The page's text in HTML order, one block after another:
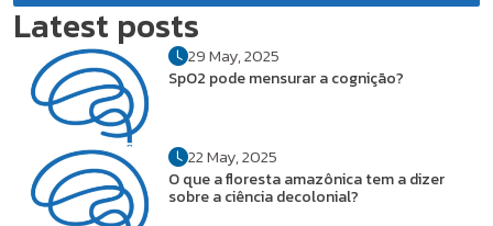
Latest posts
29 May, 2025
SpO2 pode mensurar a cognição?
22 May, 2025
O que a floresta amazônica tem a dizer
sobre a ciência decolonial?